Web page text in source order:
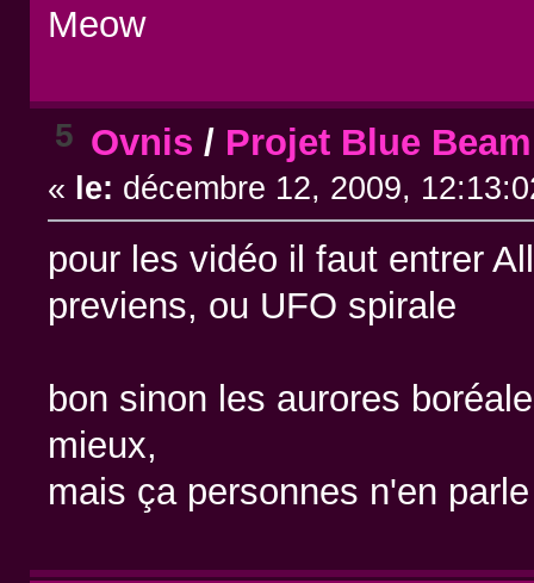
Meow
5 Ovnis / Projet Blue Beam
« le: décembre 12, 2009,
pour les vidéo il faut entrer
previens, ou UFO spirale
bon sinon les aurores
mieux,
mais ça personnes n'en